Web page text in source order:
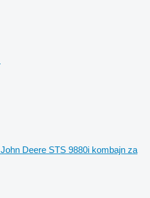
John Deere STS 9880i kombajn za